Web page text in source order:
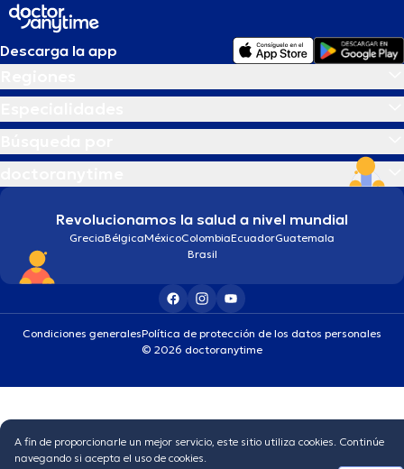
Descarga la app
Revolucionamos la salud a nivel mundial
GreciaBélgicaMéxicoColombiaEcuadorGuatemala
Brasil
Condiciones generalesPolítica de protección de los datos personales
© 2026 doctoranytime
A fin de proporcionarle un mejor servicio, este sitio utiliza cookies. Continúe
navegando si acepta el uso de cookies.